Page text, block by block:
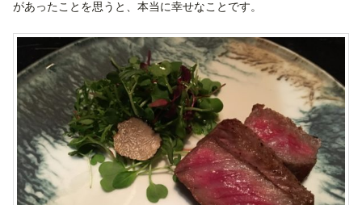
があったことを思うと、本当に幸せなことです。